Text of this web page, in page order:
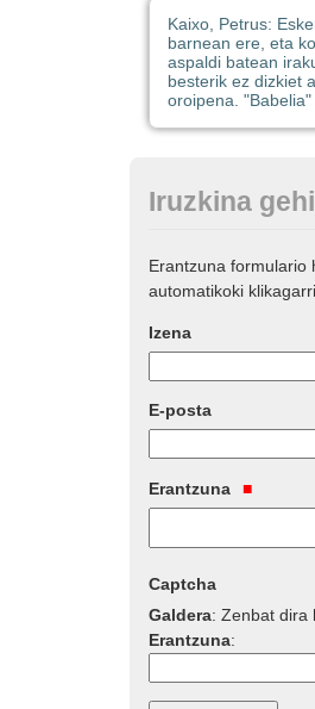
Kaixo, Petrus:
barnean ere, eta
aspaldi batean
besterik ez dizkiet
oroipena.
Iruzkina
Erantzuna formulario
automatikoki
Izena
E-posta
Erantzuna
Captcha
Galdera:Zenbat dira
Erantzuna: